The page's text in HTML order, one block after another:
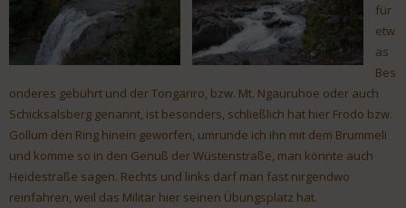
für
etw
as
Bes
onderes gebührt und der Tongariro, bzw. Mt. Ngauruhoe oder auch
Schicksalsberg genannt, ist besonders, schließlich hat hier Frodo bzw.
Gollum den Ring hinein geworfen, umrunde ich ihn mit dem Brummeli
und komme so in den Genuß der Wüstenstraße, man könnte auch
Heidestraße sagen. Rechts und links darf man fast nirgendwo
reinfahren, weil das Militär hier seinen Übungsplatz hat.